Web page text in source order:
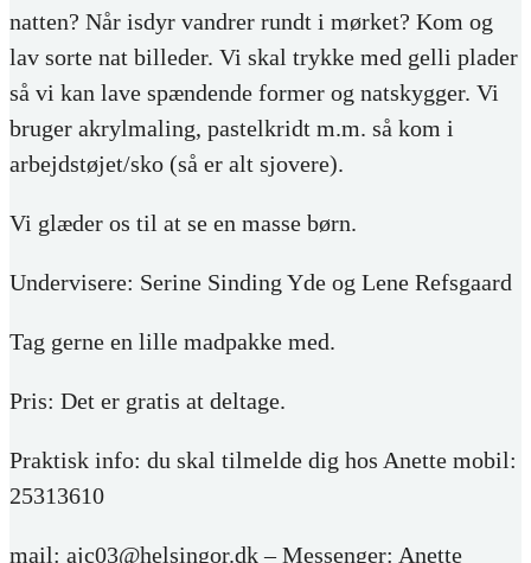
natten? Når isdyr vandrer rundt i mørket? Kom og
lav sorte nat billeder. Vi skal trykke med gelli plader
så vi kan lave spændende former og natskygger. Vi
bruger akrylmaling, pastelkridt m.m. så kom i
arbejdstøjet/sko (så er alt sjovere).
Vi glæder os til at se en masse børn.
Undervisere: Serine Sinding Yde og Lene Refsgaard
Tag gerne en lille madpakke med.
Pris: Det er gratis at deltage.
Praktisk info: du skal tilmelde dig hos Anette mobil:
25313610
mail: ajc03@helsingor.dk – Messenger: Anette